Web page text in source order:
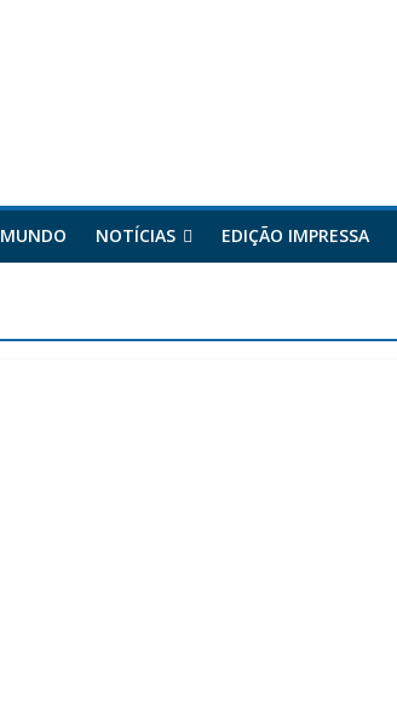
MUNDO NOTÍCIAS EDIÇÃO IMPRESSA